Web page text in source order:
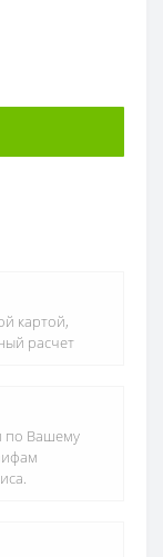
картой,
расчет
по Вашему